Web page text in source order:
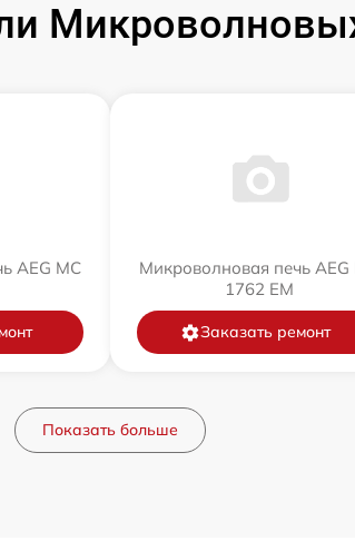
AEG MC
Микроволновая печь AEG
1762 EM
Заказать ремонт
Показать больше